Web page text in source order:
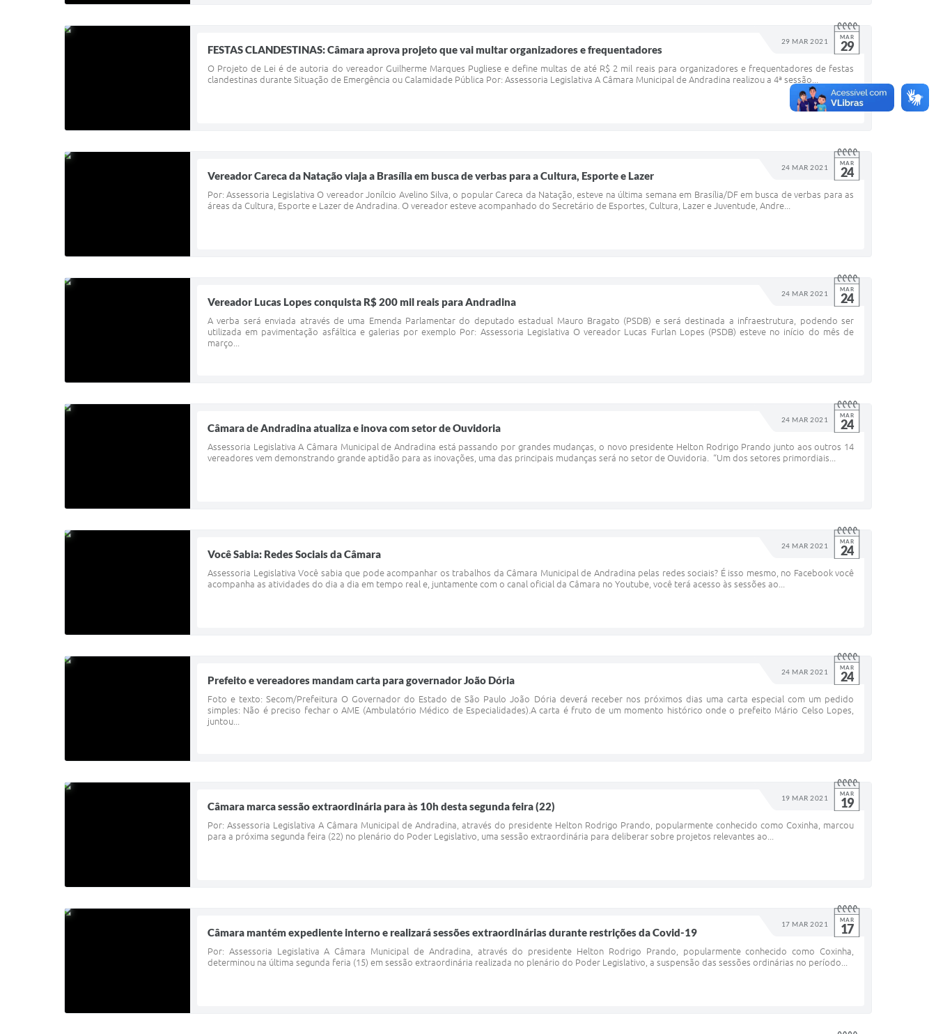
29 MAR 2021 MAR
29
FESTAS CLANDESTINAS: Câmara aprova projeto que vai multar organizadores e frequentadores
O Projeto de Lei é de autoria do vereador Guilherme Marques Pugliese e define multas de até R$ 2 mil reais para organizadores e frequentadores de festas
clandestinas durante Situação de Emergência ou Calamidade Pública Por: Assessoria Legislativa A Câmara Municipal de Andradina realizou a 4ª sessão...
24 MAR 2021 MAR
24
Vereador Careca da Natação viaja a Brasília em busca de verbas para a Cultura, Esporte e Lazer
Por: Assessoria Legislativa O vereador Jonílcio Avelino Silva, o popular Careca da Natação, esteve na última semana em Brasília/DF em busca de verbas para as
áreas da Cultura, Esporte e Lazer de Andradina. O vereador esteve acompanhado do Secretário de Esportes, Cultura, Lazer e Juventude, Andre...
24 MAR 2021 MAR
24
Vereador Lucas Lopes conquista R$ 200 mil reais para Andradina
A verba será enviada através de uma Emenda Parlamentar do deputado estadual Mauro Bragato (PSDB) e será destinada a infraestrutura, podendo ser
utilizada em pavimentação asfáltica e galerias por exemplo Por: Assessoria Legislativa O vereador Lucas Furlan Lopes (PSDB) esteve no início do mês de
março...
24 MAR 2021 MAR
24
Câmara de Andradina atualiza e inova com setor de Ouvidoria
Assessoria Legislativa A Câmara Municipal de Andradina está passando por grandes mudanças, o novo presidente Helton Rodrigo Prando junto aos outros 14
vereadores vem demonstrando grande aptidão para as inovações, uma das principais mudanças será no setor de Ouvidoria. “Um dos setores primordiais...
24 MAR 2021 MAR
24
Você Sabia: Redes Sociais da Câmara
Assessoria Legislativa Você sabia que pode acompanhar os trabalhos da Câmara Municipal de Andradina pelas redes sociais? É isso mesmo, no Facebook você
acompanha as atividades do dia a dia em tempo real e, juntamente com o canal oficial da Câmara no Youtube, você terá acesso às sessões ao...
24 MAR 2021 MAR
24
Prefeito e vereadores mandam carta para governador João Dória
Foto e texto: Secom/Prefeitura O Governador do Estado de São Paulo João Dória deverá receber nos próximos dias uma carta especial com um pedido
simples: Não é preciso fechar o AME (Ambulatório Médico de Especialidades).A carta é fruto de um momento histórico onde o prefeito Mário Celso Lopes,
juntou...
19 MAR 2021 MAR
19
Câmara marca sessão extraordinária para às 10h desta segunda feira (22)
Por: Assessoria Legislativa A Câmara Municipal de Andradina, através do presidente Helton Rodrigo Prando, popularmente conhecido como Coxinha, marcou
para a próxima segunda feira (22) no plenário do Poder Legislativo, uma sessão extraordinária para deliberar sobre projetos relevantes ao...
17 MAR 2021 MAR
17
Câmara mantém expediente interno e realizará sessões extraordinárias durante restrições da Covid-19
Por: Assessoria Legislativa A Câmara Municipal de Andradina, através do presidente Helton Rodrigo Prando, popularmente conhecido como Coxinha,
determinou na última segunda feria (15) em sessão extraordinária realizada no plenário do Poder Legislativo, a suspensão das sessões ordinárias no período...